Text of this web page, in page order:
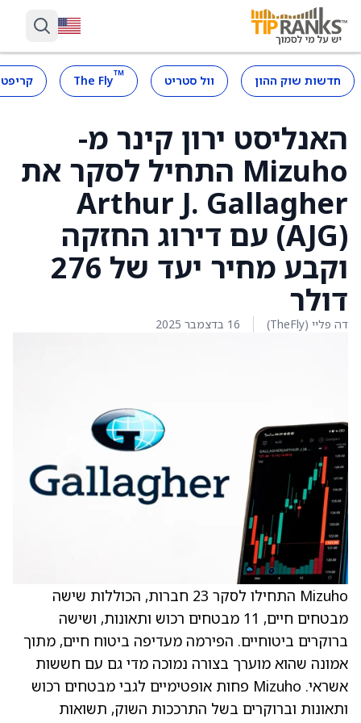
חדשות שוק ההון וול סטריט ™
The Fly
האנליסט ירון קינר מ-
Mizuho התחיל לסקר את
Arthur J. Gallagher
(AJG) עם דירוג החזקה
וקבע מחיר יעד של 276
דולר
דה פליי (TheFly) 16 בדצמבר 2025
Mizuho התחילו לסקר 23 חברות, הכוללות שישה
מבטחים חיים, 11 מבטחים רכוש ותאונות, ושישה
ברוקרים ביטוחיים. הפירמה מעדיפה ביטוח חיים, מתוך
אמונה שהוא מוערך בצורה נמוכה מדי גם עם חששות
אשראי. Mizuho פחות אופטימיים לגבי מבטחים רכוש
ותאונות וברוקרים בשל התרככות השוק, תשואות